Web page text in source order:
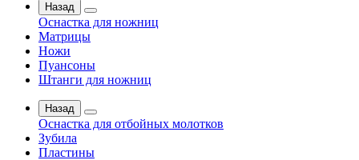
Назад
Оснастка для ножниц
Матрицы
Ножи
Пуансоны
Штанги для ножниц
Назад
Оснастка для отбойных молотков
Зубила
Пластины